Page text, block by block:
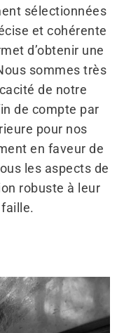
sélectionnées
et cohérente
d’obtenir une
sommes très
de notre
de compte par
pour nos
en faveur de
les aspects de
robuste à leur